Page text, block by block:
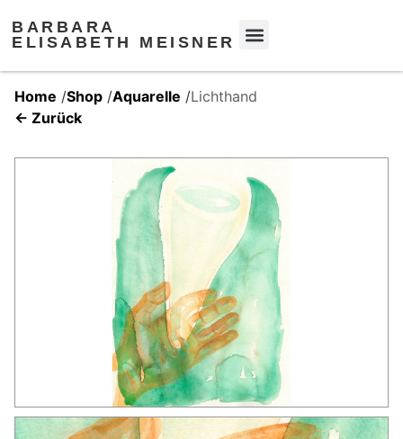
BARBARA
ELISABETH MEISNER
Home /Shop /Aquarelle /Lichthand
← Zurück